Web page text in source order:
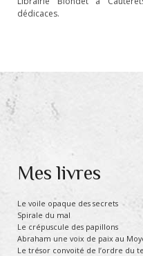
dédicaces.
Mes livres
Le voile opaque des secrets
Spirale du mal
Le crépuscule des papillons
Abraham une voix de paix au
Le trésor convoité de l’ordre du